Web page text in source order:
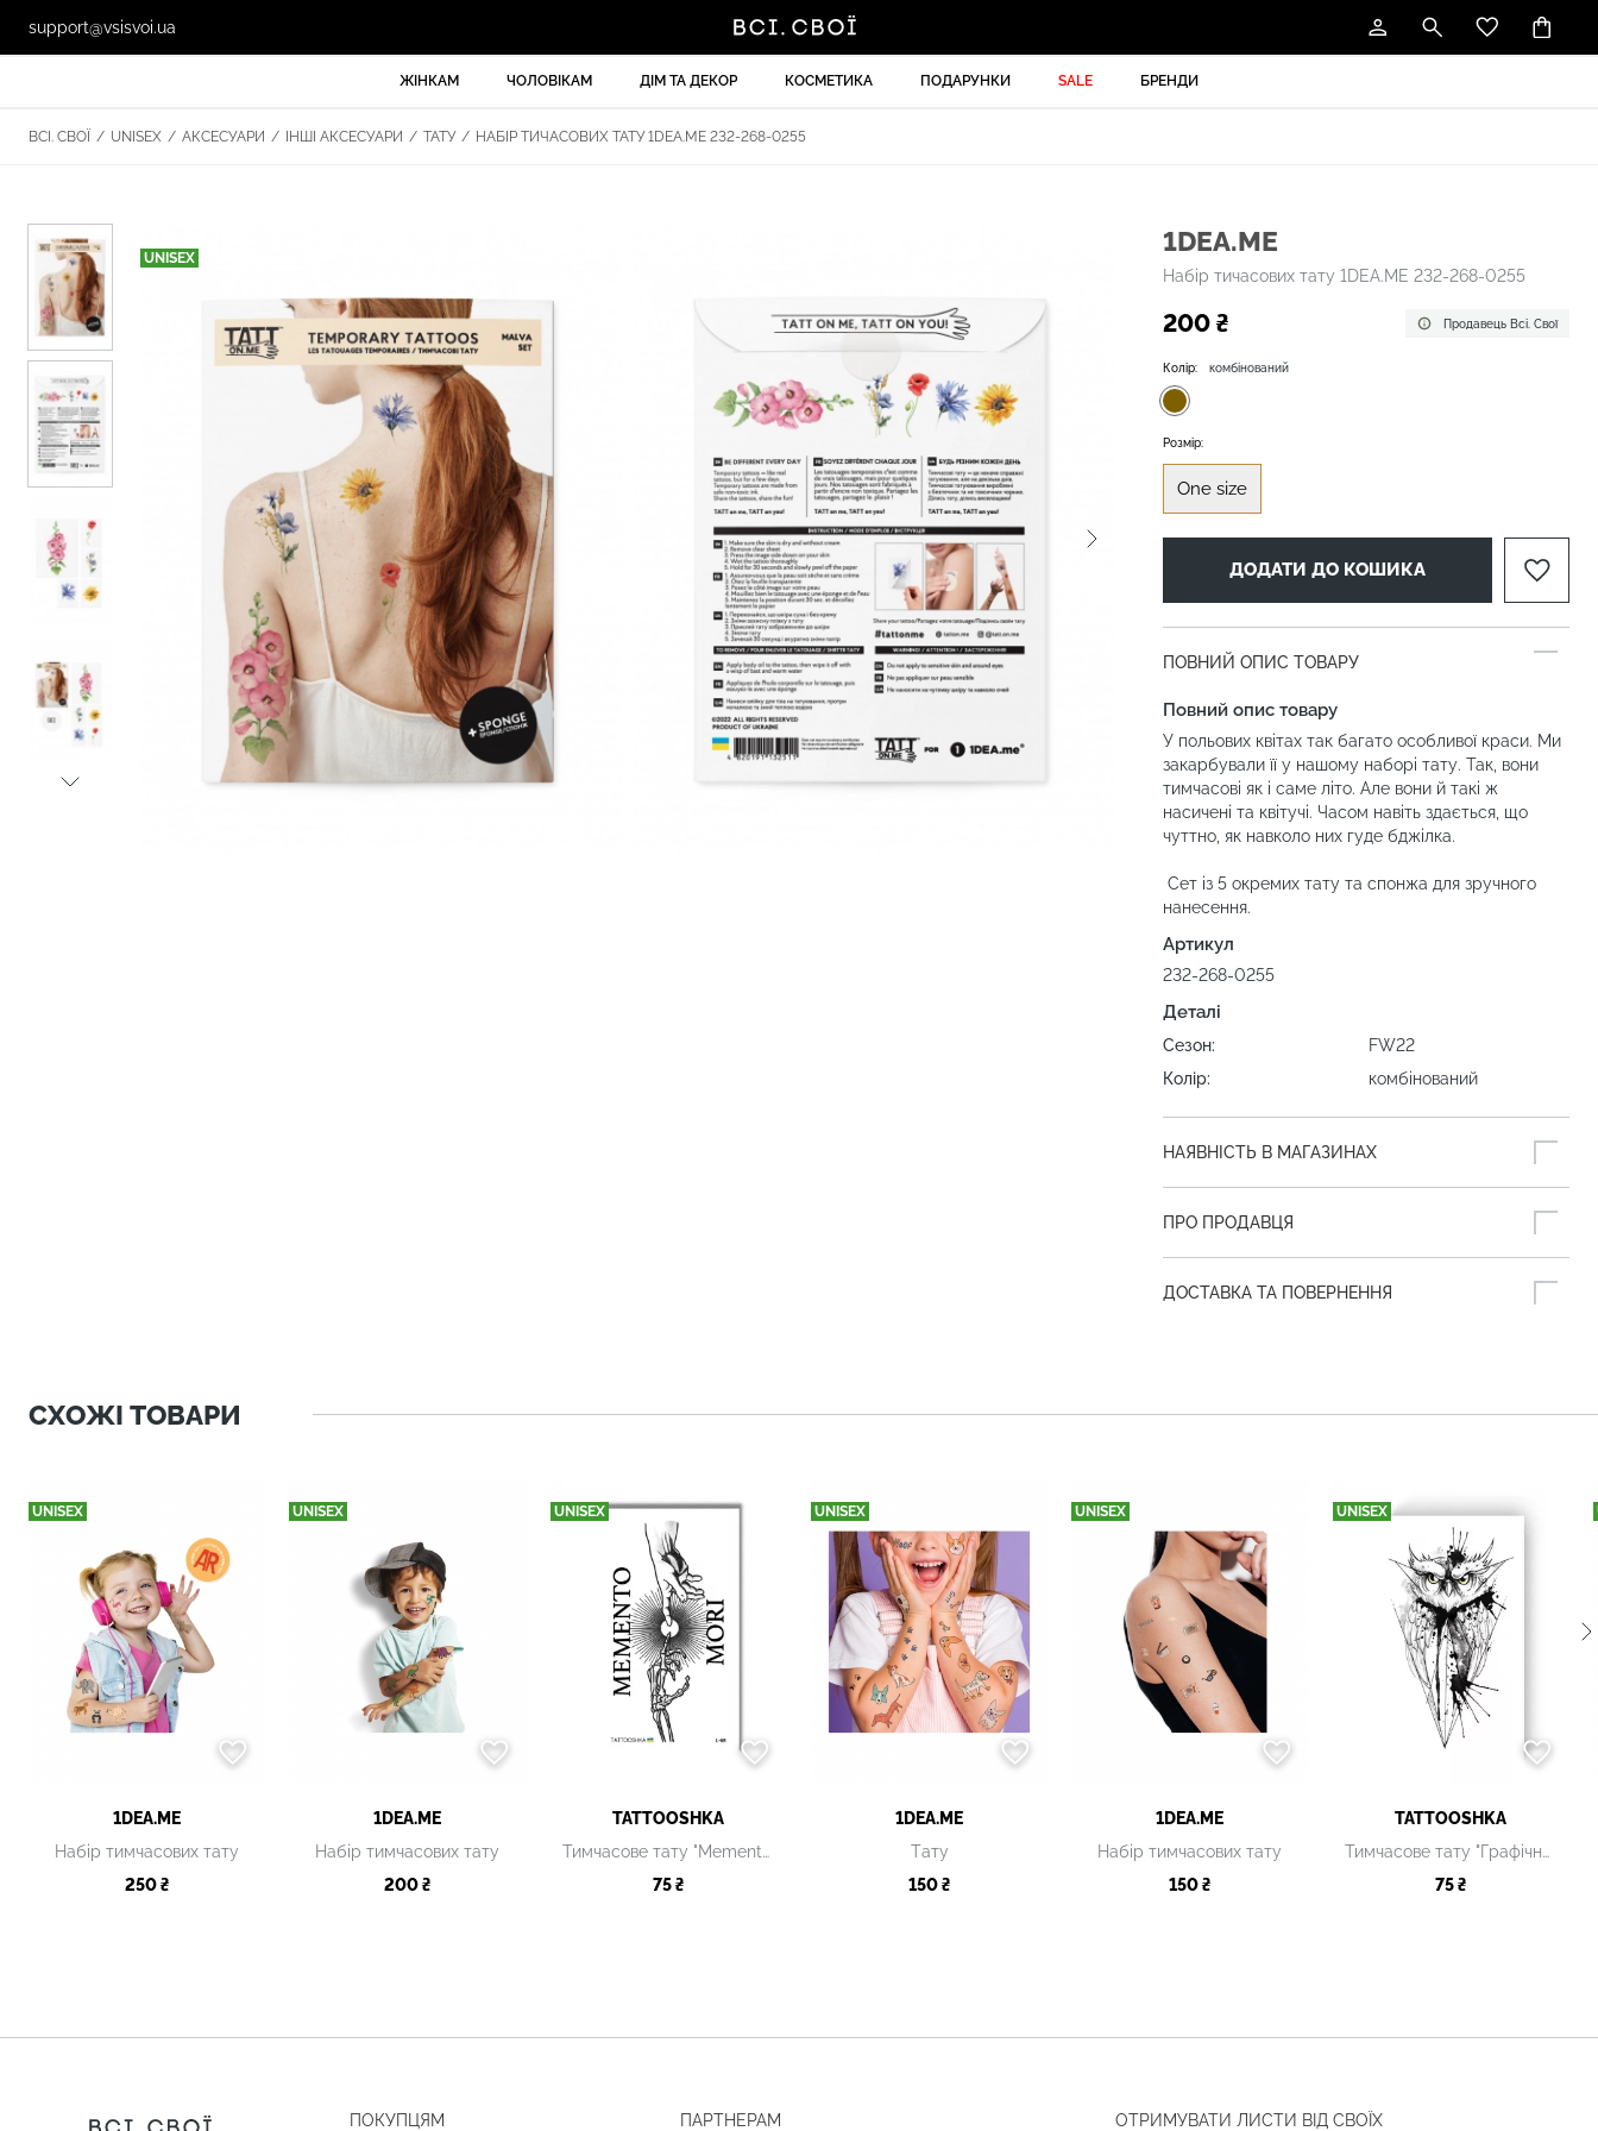
support@vsisvoi.ua
ЖІНКАМ ЧОЛОВІКАМ ДІМ ТА ДЕКОР КОСМЕТИКА ПОДАРУНКИ SALE БРЕНДИ
ВСІ. СВОЇ / UNISEX / АКСЕСУАРИ / ІНШІ АКСЕСУАРИ / ТАТУ / НАБІР ТИЧАСОВИХ ТАТУ 1DEA.ME 232-268-0255
UNISEX
1DEA.ME
Набір тичасових тату 1DEA.ME 232-268-0255
200 ₴ Продавець Всі. Свої
Колір: комбінований
Розмір:
One size
ДОДАТИ ДО КОШИКА
ПОВНИЙ ОПИС ТОВАРУ
Повний опис товару
У польових квітах так багато особливої краси. Ми
закарбували її у нашому наборі тату. Так, вони
тимчасові як і саме літо. Але вони й такі ж
насичені та квітучі. Часом навіть здається, що
чуттно, як навколо них гуде бджілка.
Сет із 5 окремих тату та спонжа для зручного
нанесення.
Артикул
232-268-0255
Деталі
Сезон:
FW22
Колір:
комбінований
НАЯВНІСТЬ В МАГАЗИНАХ
ПРО ПРОДАВЦЯ
ДОСТАВКА ТА ПОВЕРНЕННЯ
СХОЖІ ТОВАРИ
UNISEX
1DEA.ME
Набір тимчасових тату
250 ₴
UNISEX
1DEA.ME
Набір тимчасових тату
200 ₴
UNISEX
TATTOOSHKA
Тимчасове тату "Memento Mori"
75 ₴
UNISEX
1DEA.ME
Tату
150 ₴
UNISEX
1DEA.ME
Набір тимчасових тату
150 ₴
UNISEX
TATTOOSHKA
Тимчасове тату "Графічна сова міні"
75 ₴
ПОКУПЦЯМ ПАРТНЕРАМ ОТРИМУВАТИ ЛИСТИ ВІД СВОЇХ